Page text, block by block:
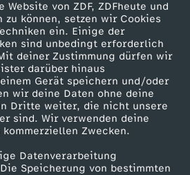
von ZDF, ZDFheute und
können, setzen wir Cookies
ein. Einige der
sind unbedingt erforderlich
deiner Zustimmung dürfen wir
darüber hinaus
Gerät speichern und/oder
wir deine Daten ohne deine
Dritte weiter, die nicht unsere
sind. Wir verwenden deine
Zwecken.
Datenverarbeitung
Speicherung von bestimmten
Service
ZDFmitreden
Kontakt zum ZDF
Tickets
Zuschauerservice